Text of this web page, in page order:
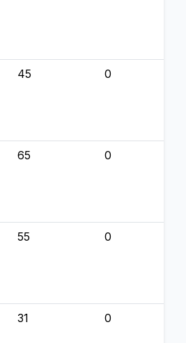
45 0
65 0
55 0
31 0